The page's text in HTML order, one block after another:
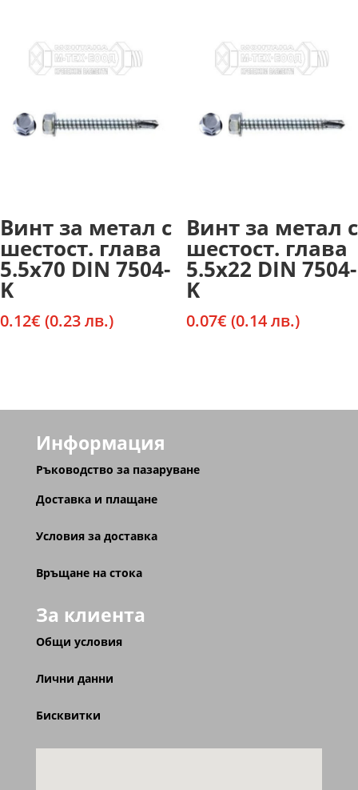
Винт за метал с
шестост. глава
5.5х70 DIN 7504-
K
0.12€ (0.23 лв.)
Винт за метал с
шестост. глава
5.5х22 DIN 7504-
K
0.07€ (0.14 лв.)
Информация
Ръководство за пазаруване
Доставка и плащане
Условия за доставка
Връщане на стока
За клиента
Общи условия
Лични данни
Бисквитки